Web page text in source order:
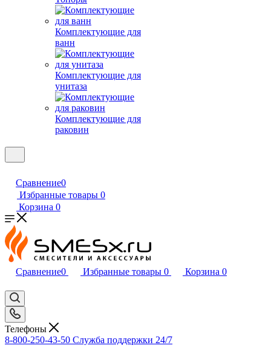
Комплектующие для
ванн
Комплектующие для
унитаза
Комплектующие для
раковин
Сравнение0
Избранные товары 0
Корзина 0
Сравнение0 Избранные товары 0 Корзина 0
Телефоны
8-800-250-43-50 Служба поддержки 24/7